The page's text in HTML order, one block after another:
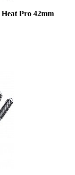
Pro 42mm